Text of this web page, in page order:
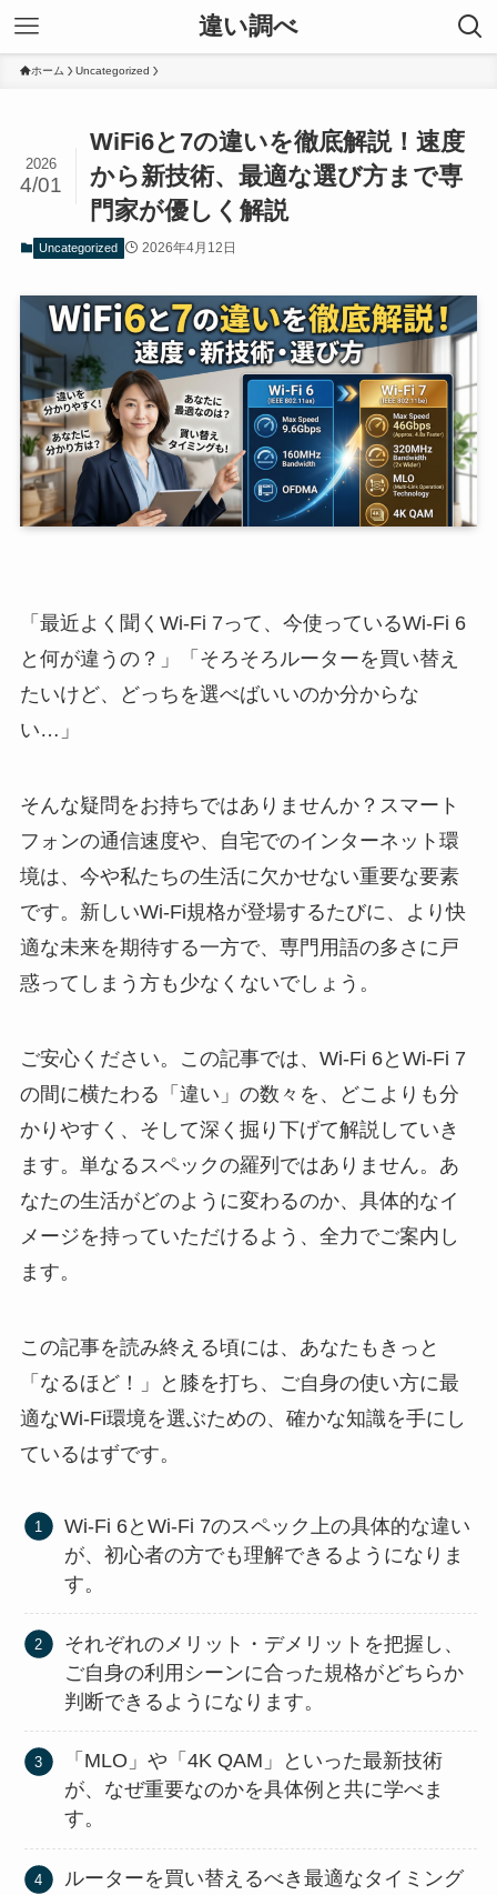
違い調べ
ホーム Uncategorized
WiFi6と7の違いを徹底解説！速度
から新技術、最適な選び方まで専
門家が優しく解説
2026
4/01
Uncategorized 2026年4月12日
「最近よく聞くWi-Fi 7って、今使っているWi-Fi 6
と何が違うの？」「そろそろルーターを買い替え
たいけど、どっちを選べばいいのか分からな
い…」
そんな疑問をお持ちではありませんか？スマート
フォンの通信速度や、自宅でのインターネット環
境は、今や私たちの生活に欠かせない重要な要素
です。新しいWi-Fi規格が登場するたびに、より快
適な未来を期待する一方で、専門用語の多さに戸
惑ってしまう方も少なくないでしょう。
ご安心ください。この記事では、Wi-Fi 6とWi-Fi 7
の間に横たわる「違い」の数々を、どこよりも分
かりやすく、そして深く掘り下げて解説していき
ます。単なるスペックの羅列ではありません。あ
なたの生活がどのように変わるのか、具体的なイ
メージを持っていただけるよう、全力でご案内し
ます。
この記事を読み終える頃には、あなたもきっと
「なるほど！」と膝を打ち、ご自身の使い方に最
適なWi-Fi環境を選ぶための、確かな知識を手にし
ているはずです。
Wi-Fi 6とWi-Fi 7のスペック上の具体的な違い
が、初心者の方でも理解できるようになりま
す。
それぞれのメリット・デメリットを把握し、
ご自身の利用シーンに合った規格がどちらか
判断できるようになります。
「MLO」や「4K QAM」といった最新技術
が、なぜ重要なのかを具体例と共に学べま
す。
ルーターを買い替えるべき最適なタイミング